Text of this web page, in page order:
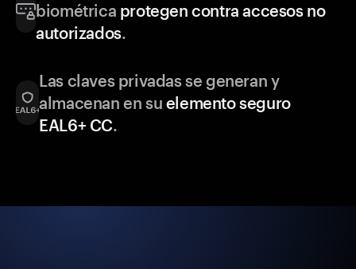
biométrica protegen contra accesos no
autorizados.
Las claves privadas se generan y
almacenan en su elemento seguro
EAL6+ CC.